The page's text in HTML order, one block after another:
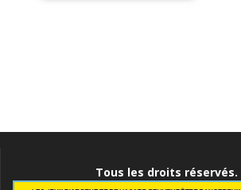
Tous les droits réservés.